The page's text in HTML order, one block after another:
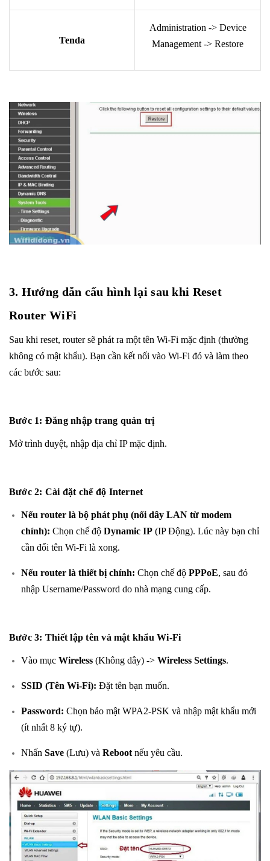
Tenda
Administration -> Device
Management -> Restore
3. Hướng dẫn cấu hình lại sau khi Reset
Router WiFi
Sau khi reset, router sẽ phát ra một tên Wi-Fi mặc định (thường
không có mật khẩu). Bạn cần kết nối vào Wi-Fi đó và làm theo
các bước sau:
Bước 1: Đăng nhập trang quản trị
Mở trình duyệt, nhập địa chỉ IP mặc định.
Bước 2: Cài đặt chế độ Internet
Nếu router là bộ phát phụ (nối dây LAN từ modem
chính): Chọn chế độ Dynamic IP (IP Động). Lúc này bạn chỉ
cần đổi tên Wi-Fi là xong.
Nếu router là thiết bị chính: Chọn chế độ PPPoE, sau đó
nhập Username/Password do nhà mạng cung cấp.
Bước 3: Thiết lập tên và mật khẩu Wi-Fi
Vào mục Wireless (Không dây) -> Wireless Settings.
SSID (Tên Wi-Fi): Đặt tên bạn muốn.
Password: Chọn bảo mật WPA2-PSK và nhập mật khẩu mới
(ít nhất 8 ký tự).
Nhấn Save (Lưu) và Reboot nếu yêu cầu.